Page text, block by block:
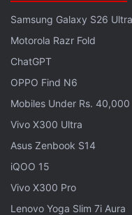
सिमुलेशन में सीखी गई थी,
काम कर गई।
मॉर्निन में 3D LiDAR,
Language Model (VLM)
रीयल-टाइम में समझ पाता है।
यह पूरा प्रोसेस आर्म्स-वेस्ट-
बिना किसी इंसानी मदद के।
अब यह रोबोट केवल दरवाजा
Samsung Galaxy S26 Ultra
Motorola Razr Fold
ChatGPT
OPPO Find N6
Mobiles Under Rs. 40,000
Vivo X300 Ultra
Asus Zenbook S14
iQOO 15
Vivo X300 Pro
Lenovo Yoga Slim 7i Aura